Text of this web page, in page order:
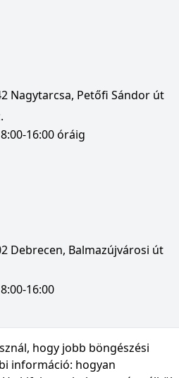
hogy jobb böngészési
információ: hogyan
Nagytarcsa, Petőfi Sándor út
16:00 óráig
Debrecen, Balmazújvárosi út
16:00
Debrecen, Balmazújvárosi út